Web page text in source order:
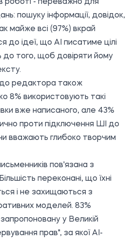
роботі - переважно для
пошуку інформації, довідок,
майже всі (97%) вкрай
до ідеї, що АІ писатиме цілі
до того, щоб довіряти йому
редактора також
8% використовують такі
вже написаного, але 43%
проти підключення ШІ до
вважають глибоко творчим
пов'язана з
переконані, що їхні
і не захищаються з
моделей. 83%
у Великій
прав", за якої АІ-